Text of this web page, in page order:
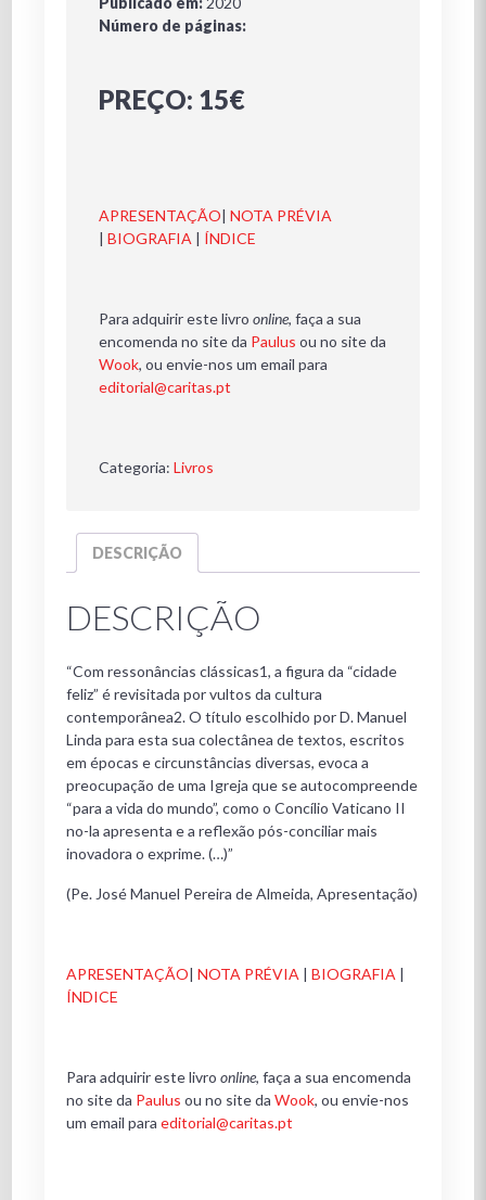
Número de páginas:
PREÇO: 15€
APRESENTAÇÃO| NOTA PRÉVIA
| BIOGRAFIA | ÍNDICE
Para adquirir este livro online, faça a sua
encomenda no site da Paulus ou no site da
Wook, ou envie-nos um email para
editorial@caritas.pt
Categoria: Livros
DESCRIÇÃO
DESCRIÇÃO
“Com ressonâncias clássicas1, a figura da “cidade
feliz” é revisitada por vultos da cultura
contemporânea2. O título escolhido por D. Manuel
Linda para esta sua colectânea de textos, escritos
em épocas e circunstâncias diversas, evoca a
preocupação de uma Igreja que se autocompreende
“para a vida do mundo”, como o Concílio Vaticano II
no-la apresenta e a reflexão pós-conciliar mais
inovadora o exprime. (…)”
(Pe. José Manuel Pereira de Almeida, Apresentação)
APRESENTAÇÃO| NOTA PRÉVIA | BIOGRAFIA |
ÍNDICE
Para adquirir este livro online, faça a sua encomenda
no site da Paulus ou no site da Wook, ou envie-nos
um email para editorial@caritas.pt